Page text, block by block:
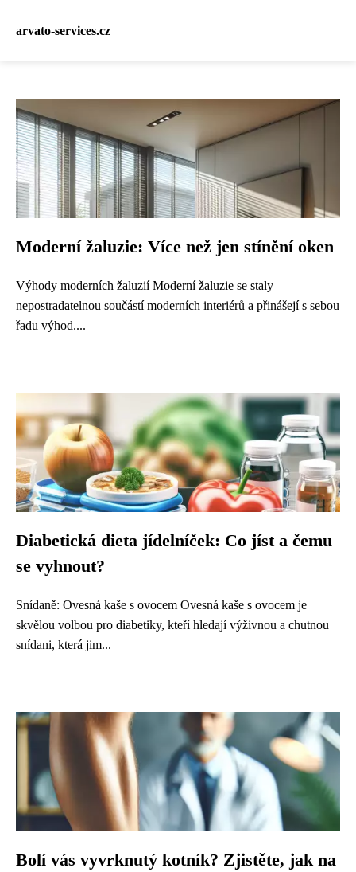
arvato-services.cz
Moderní žaluzie: Více než jen stínění oken
Výhody moderních žaluzií Moderní žaluzie se staly
nepostradatelnou součástí moderních interiérů a přinášejí s sebou
řadu výhod....
Diabetická dieta jídelníček: Co jíst a čemu
se vyhnout?
Snídaně: Ovesná kaše s ovocem Ovesná kaše s ovocem je
skvělou volbou pro diabetiky, kteří hledají výživnou a chutnou
snídani, která jim...
Bolí vás vyvrknutý kotník? Zjistěte, jak na